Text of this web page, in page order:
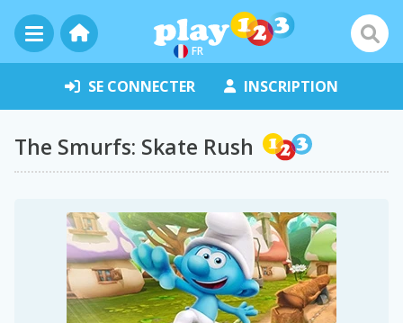
FR
SE CONNECTER INSCRIPTION
The Smurfs: Skate Rush